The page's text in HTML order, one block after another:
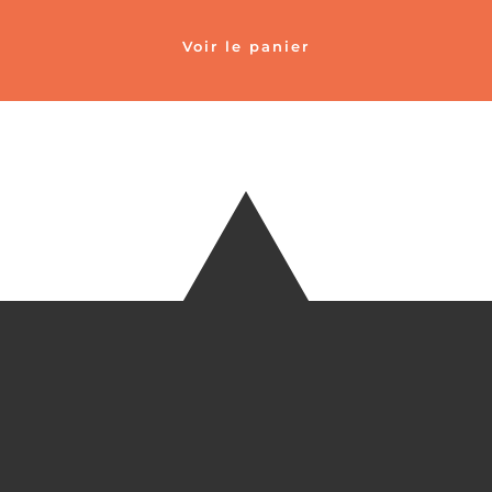
Voir le panier